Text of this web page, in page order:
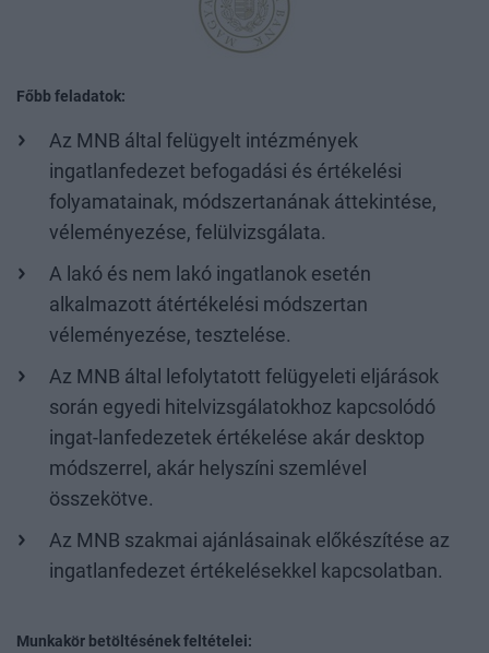
Főbb feladatok:
Az MNB által felügyelt intézmények
ingatlanfedezet befogadási és értékelési
folyamatainak, módszertanának áttekintése,
véleményezése, felülvizsgálata.
A lakó és nem lakó ingatlanok esetén
alkalmazott átértékelési módszertan
véleményezése, tesztelése.
Az MNB által lefolytatott felügyeleti eljárások
során egyedi hitelvizsgálatokhoz kapcsolódó
ingat-lanfedezetek értékelése akár desktop
módszerrel, akár helyszíni szemlével
összekötve.
Az MNB szakmai ajánlásainak előkészítése az
ingatlanfedezet értékelésekkel kapcsolatban.
Munkakör betöltésének feltételei: